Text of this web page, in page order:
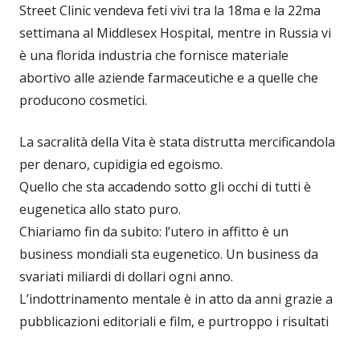
Street Clinic vendeva feti vivi tra la 18ma e la 22ma
settimana al Middlesex Hospital, mentre in Russia vi
è una florida industria che fornisce materiale
abortivo alle aziende farmaceutiche e a quelle che
producono cosmetici.
La sacralità della Vita è stata distrutta mercificandola
per denaro, cupidigia ed egoismo.
Quello che sta accadendo sotto gli occhi di tutti è
eugenetica allo stato puro.
Chiariamo fin da subito: l’utero in affitto è un
business mondiali sta eugenetico. Un business da
svariati miliardi di dollari ogni anno.
L’indottrinamento mentale è in atto da anni grazie a
pubblicazioni editoriali e film, e purtroppo i risultati